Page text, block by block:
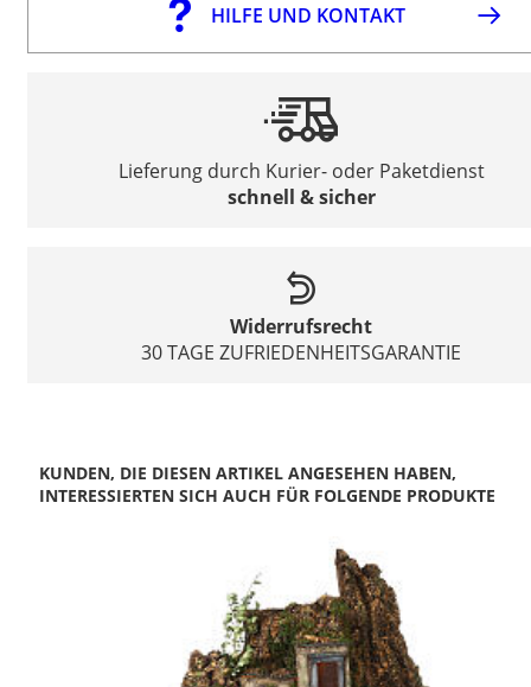
HILFE UND KONTAKT
Lieferung durch Kurier- oder Paketdienst
schnell & sicher
Widerrufsrecht
30 TAGE ZUFRIEDENHEITSGARANTIE
KUNDEN, DIE DIESEN ARTIKEL ANGESEHEN HABEN,
INTERESSIERTEN SICH AUCH FÜR FOLGENDE PRODUKTE